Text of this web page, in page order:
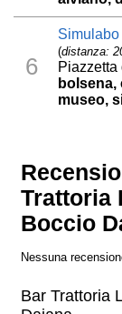
6
(distanza:
bolsena,
museo,
Trattoria
Boccio
Nessuna
Bar Trattoria